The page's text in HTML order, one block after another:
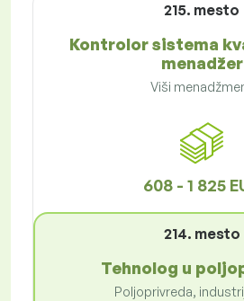
215. mesto
Kontrolor sistema
menadžer
Viši
608 - 1 825
214. mesto
Tehnolog u
Poljoprivreda,